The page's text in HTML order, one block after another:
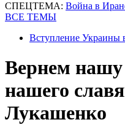
СПЕЦТЕМА: Война в
ВСЕ ТЕМЫ
Вступление Украины
Вернем
нашего
Лукашенко